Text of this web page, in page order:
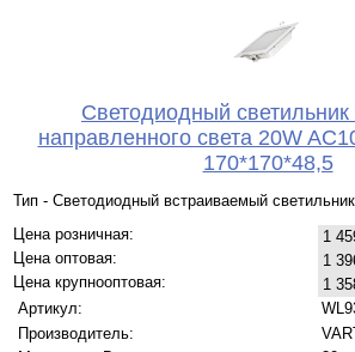
Светодиодный
направленного света 20W
170*170*48,5
Тип - Светодиодный встраиваемый светильник
Цена розничная:
1
Цена оптовая:
1
Цена крупнооптовая:
1
Артикул:
Производитель: